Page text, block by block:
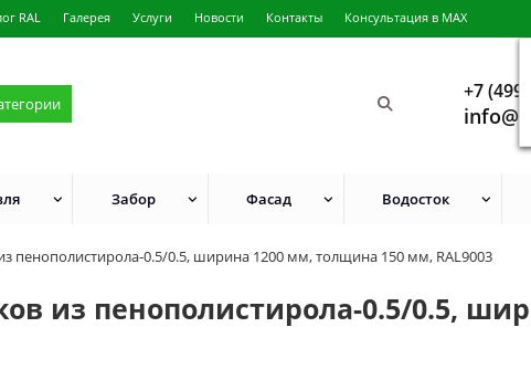
RAL Галерея Услуги Новости Контакты Консультация в MAX
+7
Забор Фасад Водосток
пенополистирола-0.5/0.5, ширина 1200 мм, толщина 150 мм, RAL9003
из пенополистирола-0.5/0.5,